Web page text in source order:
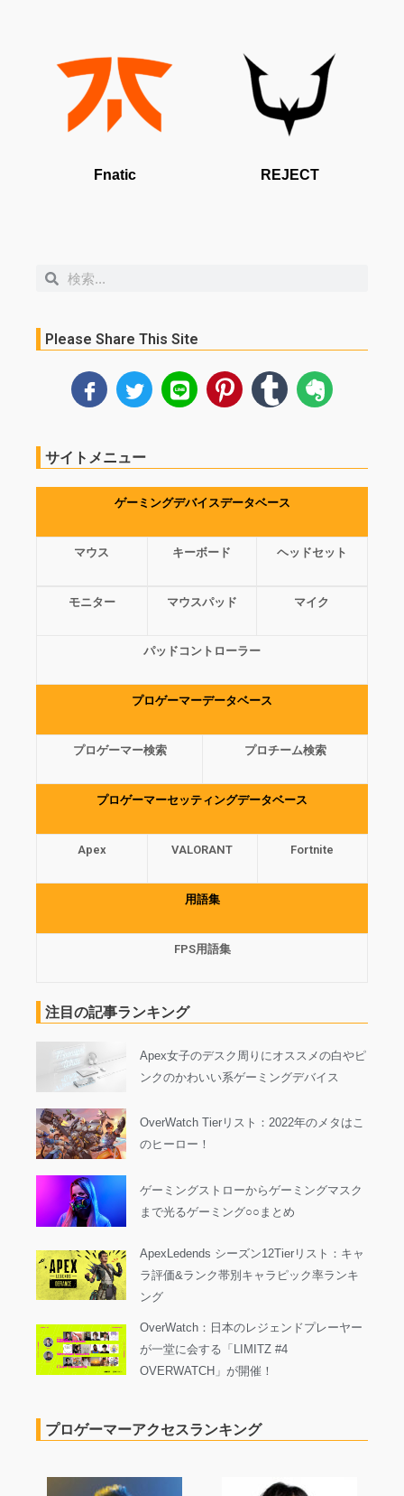
Fnatic REJECT
検
検
Please Share This Site
サイトメニュー
ゲーミングデバイスデータベース
マウス キーボード ヘッドセット
モニター マウスパッド マイク
パッドコントローラー
プロゲーマーデータベース
プロゲーマー検索 プロチーム検索
プロゲーマーセッティングデータベース
Apex VALORANT Fortnite
用語集
FPS用語集
注目の記事ランキング
Apex女子のデスク周りにオススメの白やピ
ンクのかわいい系ゲーミングデバイス
OverWatch Tierリスト：2022年のメタはこ
のヒーロー！
ゲーミングストローからゲーミングマスク
まで光るゲーミング○○まとめ
ApexLedends シーズン12Tierリスト：キャ
ラ評価&ランク帯別キャラピック率ランキ
ング
OverWatch：日本のレジェンドプレーヤー
が一堂に会する「LIMITZ #4
OVERWATCH」が開催！
プロゲーマーアクセスランキング